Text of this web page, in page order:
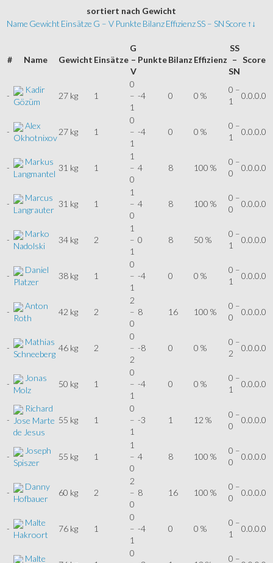
sortiert nach Gewicht
Name Gewicht Einsätze G – V Punkte BilanzEffizienzSS – SNScore ↑↓
# Name Gewicht Einsätze
G
–
V
PunkteBilanz Effizienz
SS
–
SN
Score
-
Kadir
Gözüm
27 kg 1
0
–
1
-4 0 0 %
0 –
1
0.0.0.0
-
Alex
Okhotnixov
27 kg 1
0
–
1
-4 0 0 %
0 –
1
0.0.0.0
-
Markus
Langmantel
31 kg 1
1
–
0
4 8 100 %
0 –
0
0.0.0.0
-
Marcus
Langrauter
31 kg 1
1
–
0
4 8 100 %
0 –
0
0.0.0.0
-
Marko
Nadolski
34 kg 2
1
–
1
0 8 50 %
0 –
1
0.0.0.0
-
Daniel
Platzer
38 kg 1
0
–
1
-4 0 0 %
0 –
1
0.0.0.0
-
Anton
Roth
42 kg 2
2
–
0
8 16 100 %
0 –
0
0.0.0.0
-
Mathias
Schneeberg
46 kg 2
0
–
2
-8 0 0 %
0 –
2
0.0.0.0
-
Jonas
Molz
50 kg 1
0
–
1
-4 0 0 %
0 –
1
0.0.0.0
-
Richard
Jose Marte
de Jesus
55 kg 1
0
–
1
-3 1 12 %
0 –
0
0.0.0.0
-
Joseph
Spiszer
55 kg 1
1
–
0
4 8 100 %
0 –
0
0.0.0.0
-
Danny
Hofbauer
60 kg 2
2
–
0
8 16 100 %
0 –
0
0.0.0.0
-
Malte
Hakroort
76 kg 1
0
–
1
-4 0 0 %
0 –
1
0.0.0.0
Malte
0
0 –